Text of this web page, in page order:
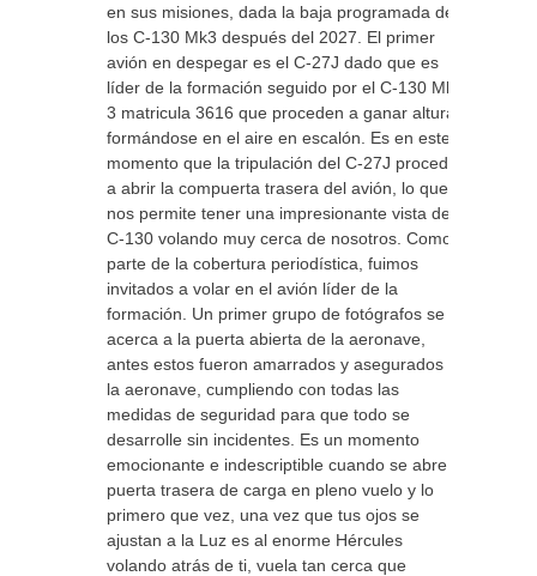
en sus misiones, dada la baja programada de
los C-130 Mk3 después del 2027. El primer
avión en despegar es el C-27J dado que es
líder de la formación seguido por el C-130 Mk-
3 matricula 3616 que proceden a ganar altura
formándose en el aire en escalón. Es en este
momento que la tripulación del C-27J procede
a abrir la compuerta trasera del avión, lo que
nos permite tener una impresionante vista del
C-130 volando muy cerca de nosotros. Como
parte de la cobertura periodística, fuimos
invitados a volar en el avión líder de la
formación. Un primer grupo de fotógrafos se
acerca a la puerta abierta de la aeronave,
antes estos fueron amarrados y asegurados a
la aeronave, cumpliendo con todas las
medidas de seguridad para que todo se
desarrolle sin incidentes. Es un momento
emocionante e indescriptible cuando se abre la
puerta trasera de carga en pleno vuelo y lo
primero que vez, una vez que tus ojos se
ajustan a la Luz es al enorme Hércules
volando atrás de ti, vuela tan cerca que